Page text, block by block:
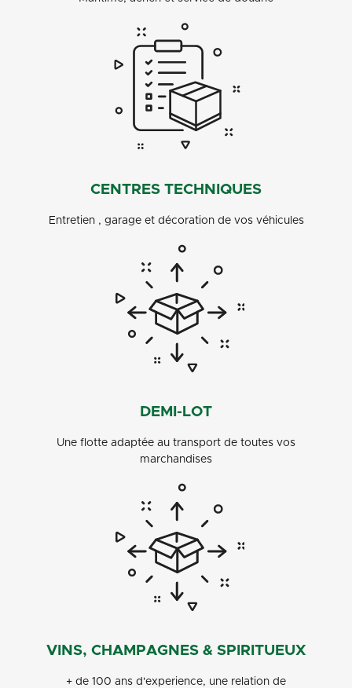
CENTRES TECHNIQUES
Entretien , garage et décoration de vos véhicules
DEMI-LOT
Une flotte adaptée au transport de toutes vos
marchandises
VINS, CHAMPAGNES & SPIRITUEUX
+ de 100 ans d'experience, une relation de